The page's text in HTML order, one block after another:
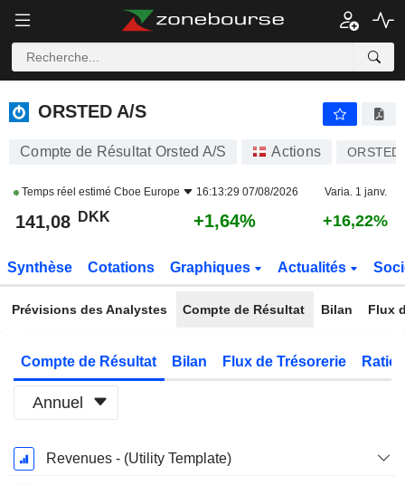
ORSTED A/S
ORSTED A/S
Compte de Résultat Orsted A/S Actions ORSTED
Temps réel estimé Cboe Europe 16:13:29 07/08/2026 Varia. 1 janv.
141,08 DKK +1,64% +16,22%
Synthèse Cotations Graphiques Actualités
Prévisions des Analystes Compte de Résultat Bilan Flux
Compte de Résultat Bilan Flux de Trésorerie
Annuel
Période
Fiscale:
Revenues - (Utility Template)